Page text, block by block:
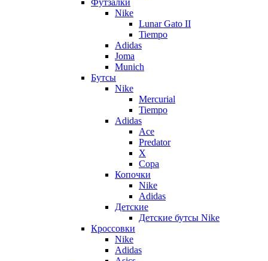
Футзалки
Nike
Lunar Gato II
Tiempo
Adidas
Joma
Munich
Бутсы
Nike
Mercurial
Tiempo
Adidas
Ace
Predator
X
Copa
Копочки
Nike
Adidas
Детские
Детские бутсы Nike
Кроссовки
Nike
Adidas